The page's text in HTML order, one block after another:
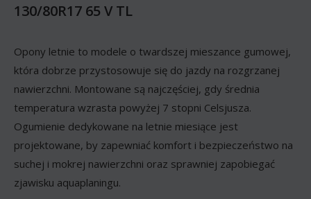
130/80R17 65 V TL
Opony letnie to modele o twardszej mieszance gumowej,
która dobrze przystosowuje się do jazdy na rozgrzanej
nawierzchni. Montowane są najczęściej, gdy średnia
temperatura wzrasta powyżej 7 stopni Celsjusza.
Ogumienie dedykowane na letnie miesiące jest
projektowane, by zapewniać komfort i bezpieczeństwo na
suchej i mokrej nawierzchni oraz sprawniej zapobiegać
zjawisku aquaplaningu.